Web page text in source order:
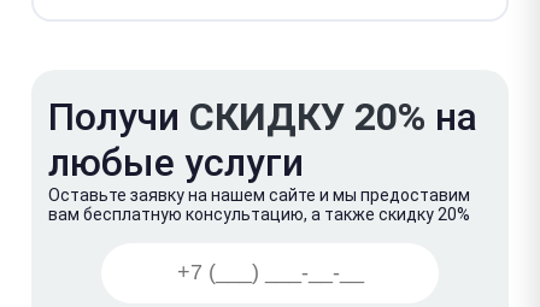
Получи СКИДКУ 20% на
любые услуги
Оставьте заявку на нашем сайте и мы предоставим
вам бесплатную консультацию, а также скидку 20%